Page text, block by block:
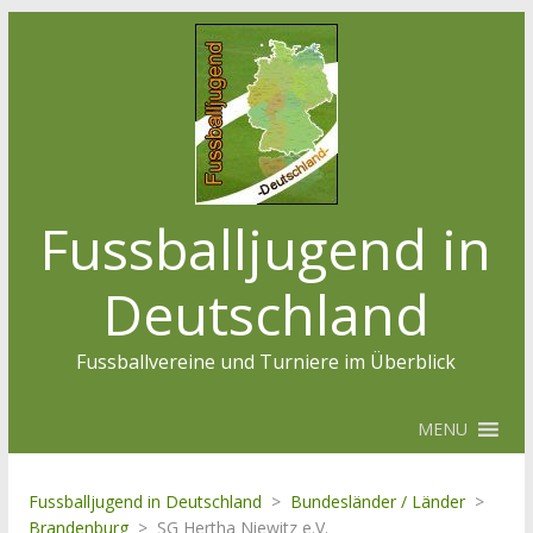
Fussballjugend in
Deutschland
Fussballvereine und Turniere im Überblick
MENU
Fussballjugend in Deutschland > Bundesländer / Länder >
Brandenburg > SG Hertha Niewitz e.V.